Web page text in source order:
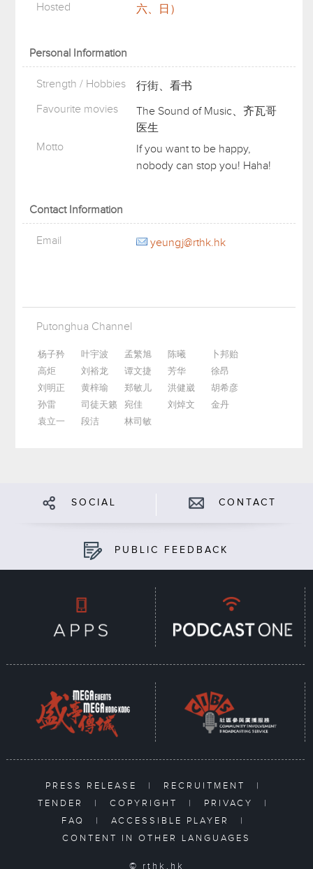
Hosted
六、日）
Personal Information
Strength / Hobbies
行街、看书
Favourite movies
The Sound of Music、齐瓦哥
医生
Motto
If you want to be happy,
nobody can stop you! Haha!
Contact Information
Email yeungj@rthk.hk
Putonghua Channel
杨子矜 叶宇波 孟繁旭 陈曦
卜邦贻
高炬
刘裕龙 谭文捷 芳华
徐昂
刘明正
黄梓瑜 郑敏儿 洪健崴
胡希彦
孙雷
司徒天籁 宛佳 刘焯文
金丹
袁立一
段洁 林司敏
SOCIAL CONTACT
PUBLIC FEEDBACK
PRESS RELEASE | RECRUITMENT
|
TENDER
| COPYRIGHT | PRIVACY
|
FAQ
| ACCESSIBLE PLAYER
|
CONTENT IN OTHER LANGUAGES
© rthk.hk